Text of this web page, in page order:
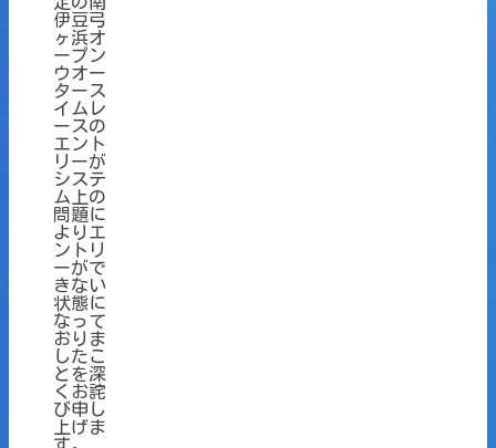
伊豆弓
ヶ浜オ
ープン
ウオー
タース
イムレ
ースの
エント
リーが
システ
ム上の
問題に
よりエ
ントリ
ーがで
きない
状態に
なって
おりま
したこ
とを深
くお詫
び申し
上げま